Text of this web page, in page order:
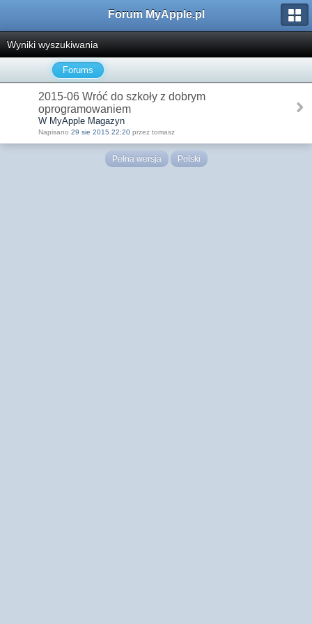
Forum MyApple.pl
Wyniki wyszukiwania
Forums
2015-06 Wróć do szkoły z dobrym
oprogramowaniem
W MyApple Magazyn
Napisano 29 sie 2015 22:20 przez tomasz
Pełna wersja Polski